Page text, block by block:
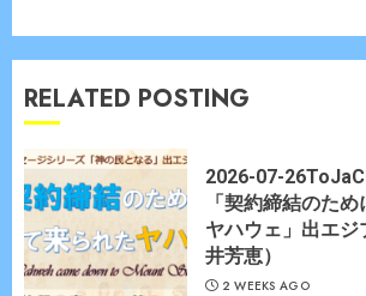
RELATED POSTING
2026-07-
「契約締結のた
ヤハウェ」出エ
井芳恵）
2 WEEKS AGO